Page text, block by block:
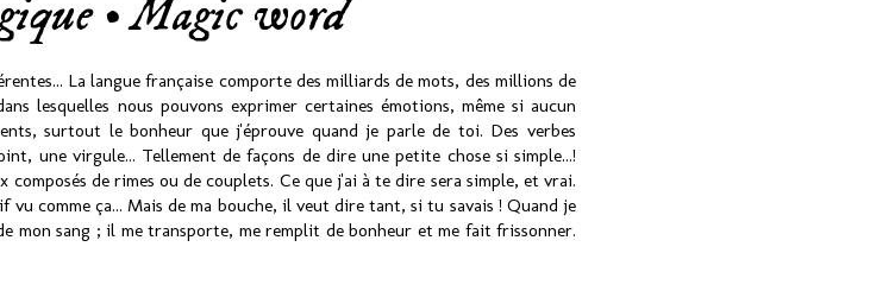
• Magic word
La langue française comporte des milliards de mots, des millions de
lesquelles nous pouvons exprimer certaines émotions, même si aucun
surtout le bonheur que j'éprouve quand je parle de toi. Des verbes
une virgule... Tellement de façons de dire une petite chose si simple...!
composés de rimes ou de couplets. Ce que j'ai à te dire sera simple, et vrai.
comme ça... Mais de ma bouche, il veut dire tant, si tu savais ! Quand je
mon sang ; il me transporte, me remplit de bonheur et me fait frissonner.